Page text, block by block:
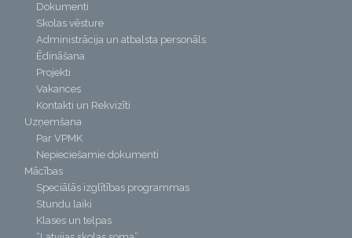
Dokumenti
Skolas vēsture
Administrācija un atbalsta personāls
Ēdināšana
Projekti
Vakances
Kontakti un Rekvizīti
Uzņemšana
Par VPMK
Nepieciešamie dokumenti
Mācības
Speciālās izglītības programmas
Stundu laiki
Klases un telpas